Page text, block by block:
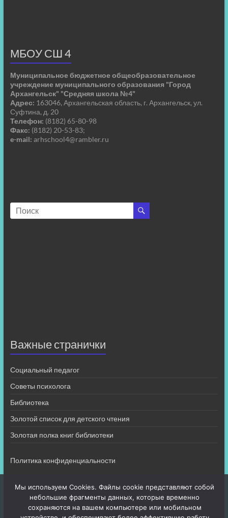
МБОУ СШ 4
Муниципальное бюджетное общеобразовательное
учреждение муниципального образования "Город
Архангельск" "Средняя школа №4"
Адрес: 163046, Архангельская область, г. Архангельск, ул.
Суфтина, д. 20
Телефон: (8182) 65-80-98
Факс: (8182) 20-53-83;
e-mail: arhschool4@rambler.ru
Важные странички
Социальный педагог
Советы психолога
Библиотека
Золотой список для детского чтения
Золотая полка книг библиотеки
Политика конфиденциальности
Мы используем Cookies. Файлы cookie представляют собой
небольшие фрагменты данных, которые временно
сохраняются на вашем компьютере или мобильном